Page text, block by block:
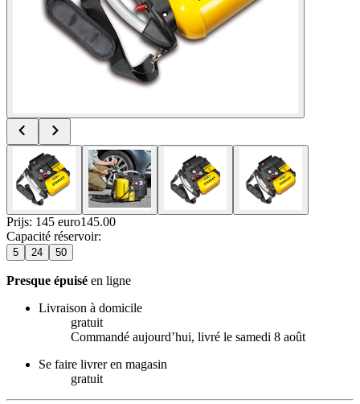
Prijs: 145 euro145.00
Capacité réservoir:
5 24 50
Presque épuisé en ligne
Livraison à domicile
gratuit
Commandé aujourdʼhui, livré le samedi 8 août
Se faire livrer en magasin
gratuit